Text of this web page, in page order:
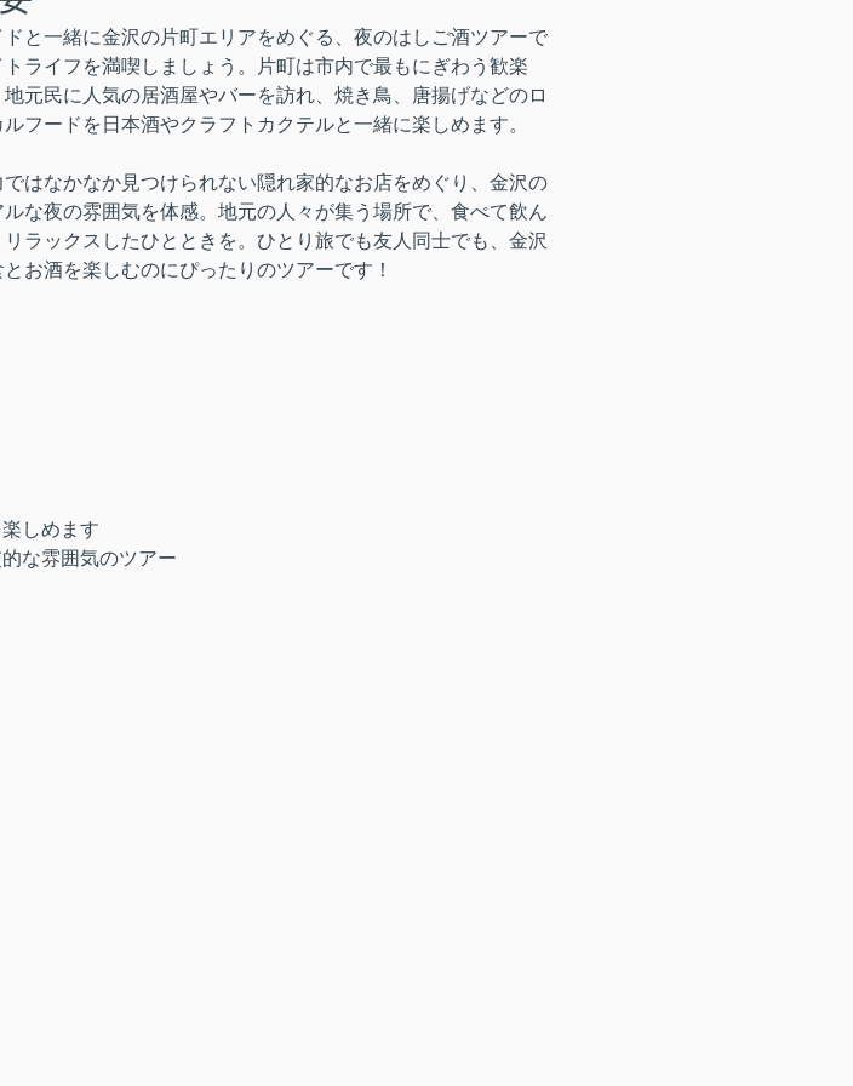
ドと一緒に金沢の片町エリアをめぐる、夜のはしご酒ツアーで
トライフを満喫しましょう。片町は市内で最もにぎわう歓楽
地元民に人気の居酒屋やバーを訪れ、焼き鳥、唐揚げなどのロ
ルフードを日本酒やクラフトカクテルと一緒に楽しめます。
ではなかなか見つけられない隠れ家的なお店をめぐり、金沢の
ルな夜の雰囲気を体感。地元の人々が集う場所で、食べて飲ん
リラックスしたひとときを。ひとり旅でも友人同士でも、金沢
お酒を楽しむのにぴったりのツアーです！
しめます
な雰囲気のツアー